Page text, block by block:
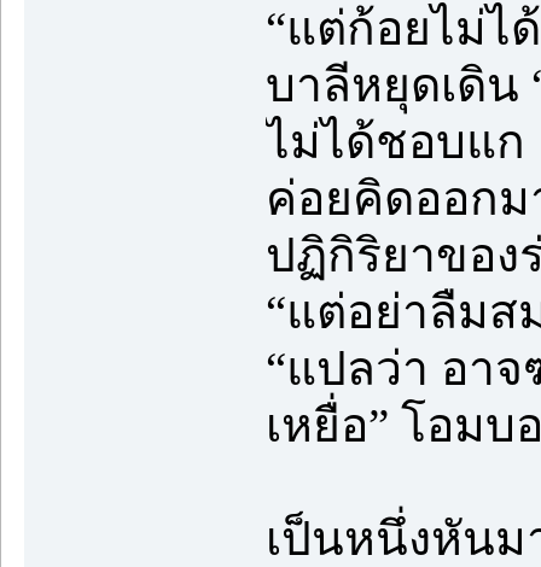
“แต่ก้อยไม่ไ
บาลีหยุดเดิน
ไม่ได้ชอบแก
ค่อยคิดออกม
ปฏิกิริยาของ
“แต่อย่าลืมส
“แปลว่า อา
เหยื่อ” โอมบ
เป็นหนึ่งหันม